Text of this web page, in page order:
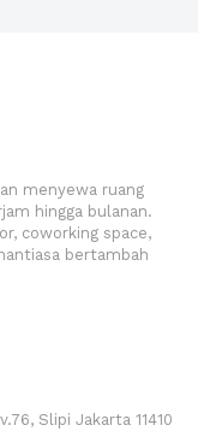
menyewa ruang
hingga bulanan.
coworking space,
bertambah
Slipi Jakarta 11410